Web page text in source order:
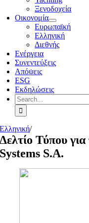
Ξενοδοχεία
Οικονομία
Ευρωπαϊκή
Ελληνική
Διεθνής
Ενέργεια
Συνεντεύξεις
Απόψεις
ESG
Εκδηλώσεις
Search
for:
Ελληνική/
Δελτίο Τύπου
Systems S.A.